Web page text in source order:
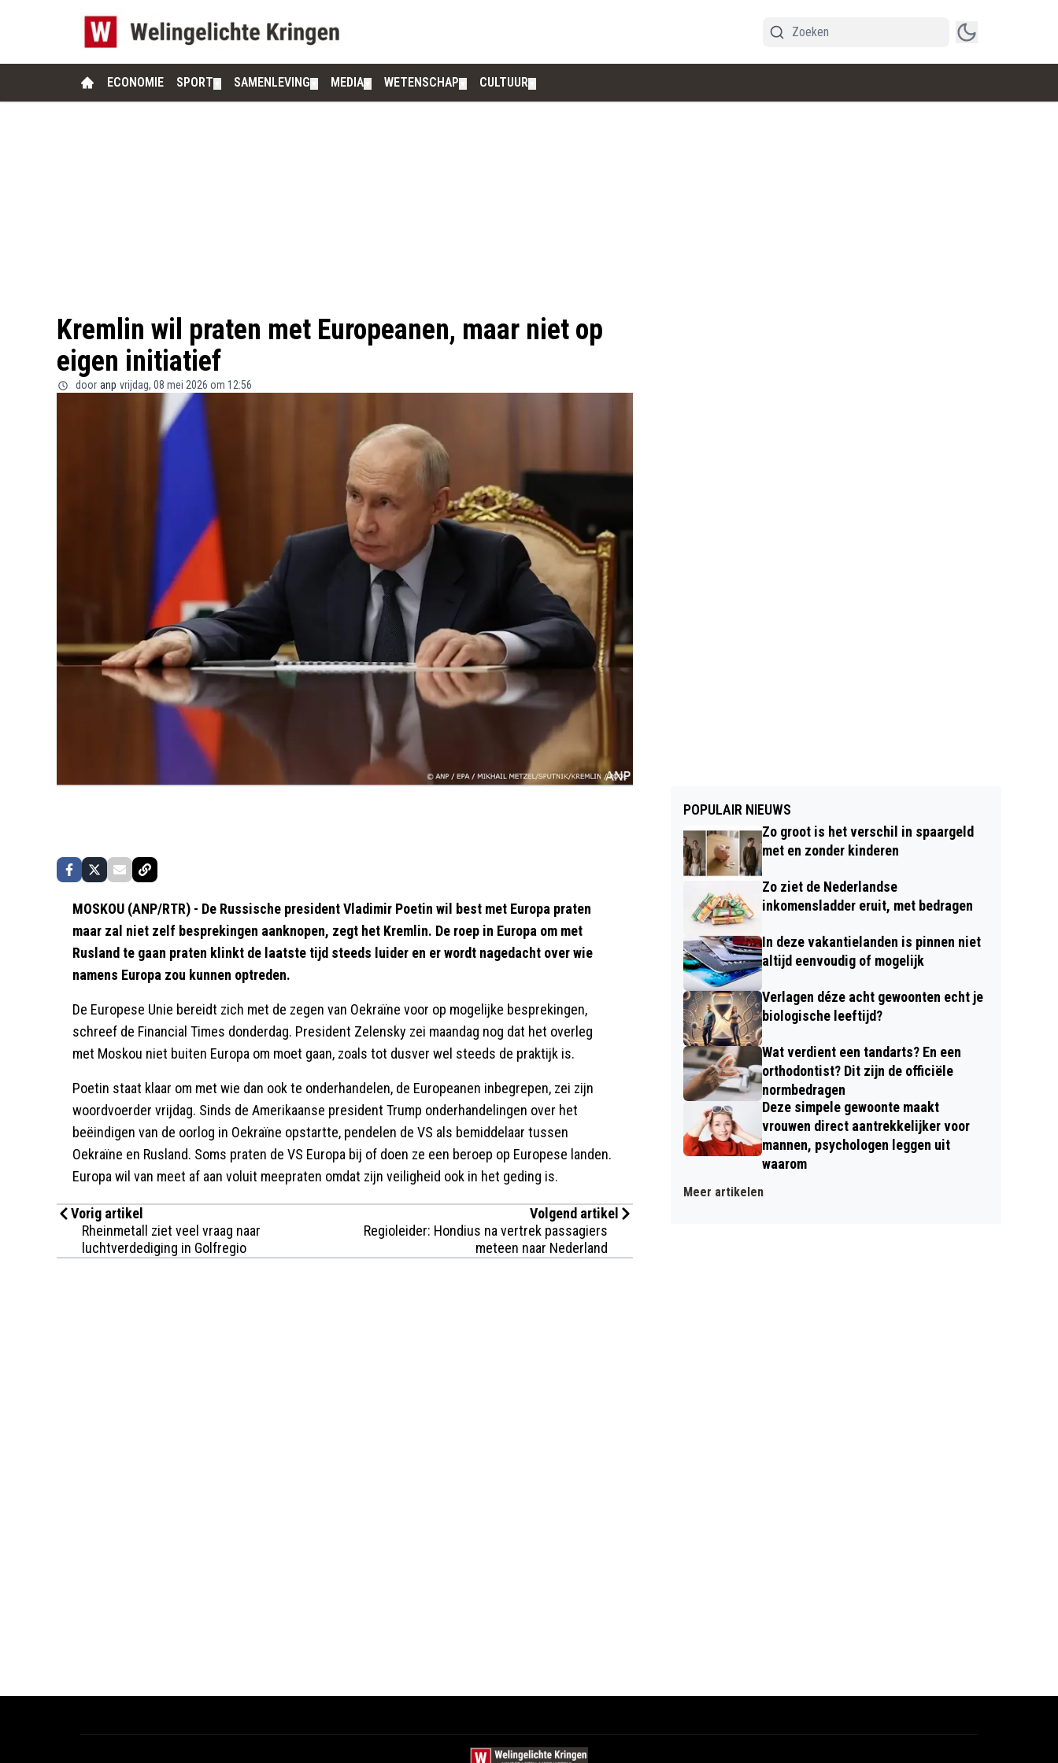
ECONOMIE SPORT SAMENLEVING MEDIA WETENSCHAP CULTUUR
Kremlin wil praten met Europeanen, maar niet op
eigen initiatief
door anp vrijdag, 08 mei 2026 om 12:56
MOSKOU (ANP/RTR) - De Russische president Vladimir Poetin wil best met Europa praten
maar zal niet zelf besprekingen aanknopen, zegt het Kremlin. De roep in Europa om met
Rusland te gaan praten klinkt de laatste tijd steeds luider en er wordt nagedacht over wie
namens Europa zou kunnen optreden.
De Europese Unie bereidt zich met de zegen van Oekraïne voor op mogelijke besprekingen,
schreef de Financial Times donderdag. President Zelensky zei maandag nog dat het overleg
met Moskou niet buiten Europa om moet gaan, zoals tot dusver wel steeds de praktijk is.
Poetin staat klaar om met wie dan ook te onderhandelen, de Europeanen inbegrepen, zei zijn
woordvoerder vrijdag. Sinds de Amerikaanse president Trump onderhandelingen over het
beëindigen van de oorlog in Oekraïne opstartte, pendelen de VS als bemiddelaar tussen
Oekraïne en Rusland. Soms praten de VS Europa bij of doen ze een beroep op Europese landen.
Europa wil van meet af aan voluit meepraten omdat zijn veiligheid ook in het geding is.
Vorig artikel
Rheinmetall ziet veel vraag naar
luchtverdediging in Golfregio
Volgend artikel
Regioleider: Hondius na vertrek passagiers
meteen naar Nederland
POPULAIR NIEUWS
Zo groot is het verschil in spaargeld
met en zonder kinderen
Zo ziet de Nederlandse
inkomensladder eruit, met bedragen
In deze vakantielanden is pinnen niet
altijd eenvoudig of mogelijk
Verlagen déze acht gewoonten echt je
biologische leeftijd?
Wat verdient een tandarts? En een
orthodontist? Dit zijn de officiële
normbedragen
Deze simpele gewoonte maakt
vrouwen direct aantrekkelijker voor
mannen, psychologen leggen uit
waarom
Meer artikelen